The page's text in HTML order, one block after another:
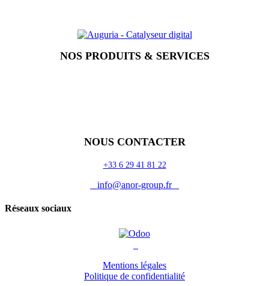
NOS PRODUITS & SERVICES
NOUS CONTACTER
+33 6 29 41 81 22
info@anor-group.fr
Réseaux sociaux
Mentions légales
Politique de confidentialité